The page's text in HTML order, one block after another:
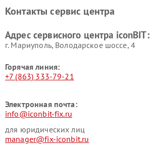
Контакты сервис центра
Адрес сервисного центра iconBIT:
г. Мариуполь, Володарское шоссе, 4
Горячая линия:
+7 (863) 333-79-21
Электронная почта:
info@iconbit-fix.ru
для юридических лиц
manager@fix-iconbit.ru